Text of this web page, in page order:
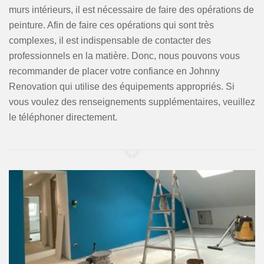
murs intérieurs, il est nécessaire de faire des opérations de
peinture. Afin de faire ces opérations qui sont très
complexes, il est indispensable de contacter des
professionnels en la matière. Donc, nous pouvons vous
recommander de placer votre confiance en Johnny
Renovation qui utilise des équipements appropriés. Si
vous voulez des renseignements supplémentaires, veuillez
le téléphoner directement.